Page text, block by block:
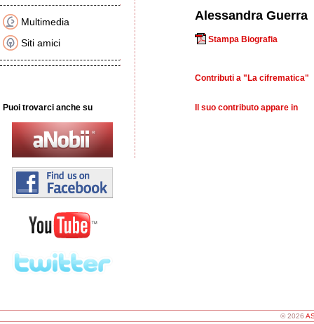
Multimedia
Siti amici
Puoi trovarci anche su
Alessandra Guerra
Stampa Biografia
Contributi a "La cifrematica"
Il suo contributo appare in
© 2026